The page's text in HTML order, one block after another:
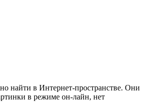
найти в Интернет-пространстве. Они
в режиме он-лайн, нет